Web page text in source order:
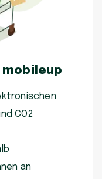
CO2
an